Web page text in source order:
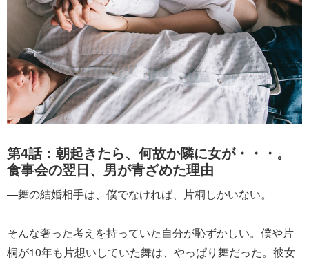
第4話：朝起きたら、何故か隣に女が・・・。
食事会の翌日、男が青ざめた理由
―舞の結婚相手は、僕でなければ、片桐しかいない。
そんな奢った考えを持っていた自分が恥ずかしい。僕や片
桐が10年も片想いしていた舞は、やっぱり舞だった。彼女